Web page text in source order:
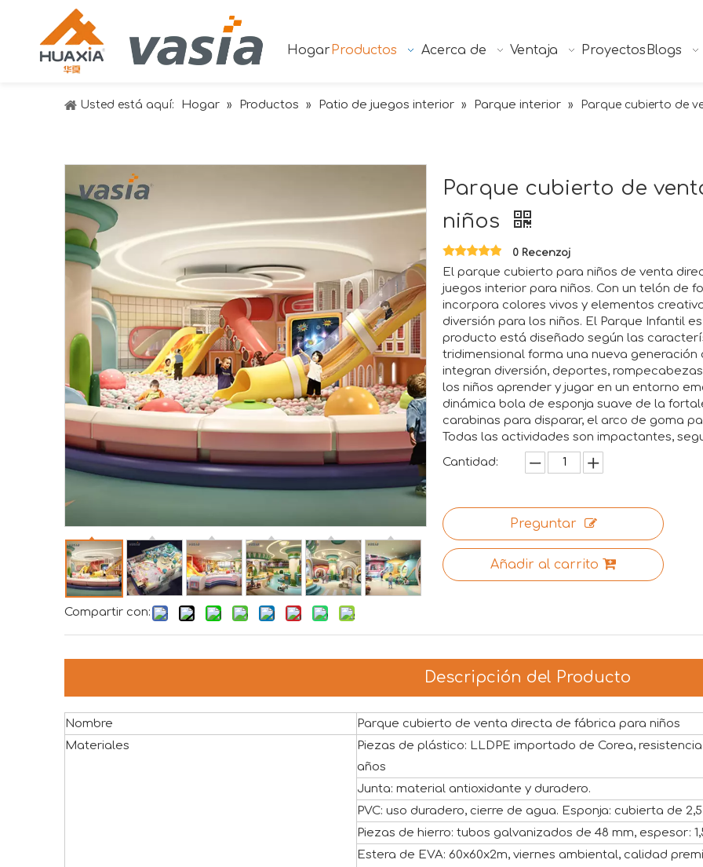
Hogar Productos Acerca de Ventaja Proyectos Blogs
Usted está aquí: Hogar » Productos » Patio de juegos interior » Parque interior » Parque cubierto de
Compartir con:
Parque cubierto de
niños
0 Recenzoj
El parque cubierto para niños de venta
juegos interior para niños. Con un telón de
incorpora colores vivos y elementos
diversión para los niños. El Parque Infantil
producto está diseñado según las
tridimensional forma una nueva
integran diversión, deportes,
los niños aprender y jugar en un entorno
dinámica bola de esponja suave de la
carabinas para disparar, el arco de goma
Todas las actividades son impactantes,
Cantidad:
Preguntar
Añadir al carrito
Descripción del Producto
Nombre
Parque cubierto de venta directa de fábrica para niños
Materiales
Piezas de plástico: LLDPE importado de Corea,
años
Junta: material antioxidante y duradero.
PVC: uso duradero, cierre de agua. Esponja: cubierta de
Piezas de hierro: tubos galvanizados de 48 mm, espesor:
Estera de EVA: 60x60x2m, viernes ambiental, calidad